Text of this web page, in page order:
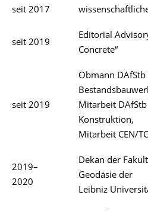
seit 2017
seit 2019
Editorial
Concrete“
seit 2019
Obmann DAfStb
Mitarbeit DAfStb
Konstruktion,
Mitarbeit CEN/
2019–
2020
Dekan der
Geodäsie der
Leibniz